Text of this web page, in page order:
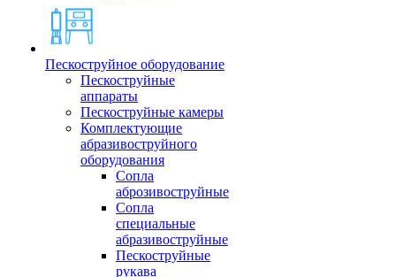
Пескоструйное оборудование
Пескоструйные
аппараты
Пескоструйные камеры
Комплектующие
абразивоструйного
оборудования
Сопла
аброзивоструйные
Сопла
специальные
абразивоструйные
Пескоструйные
рукава